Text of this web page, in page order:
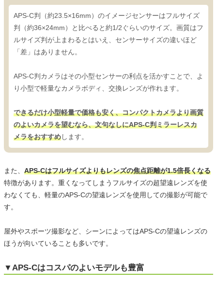
APS-C判（約23.5×16mm）のイメージセンサーはフルサイズ
判（約36×24mm）と比べると約1/2ぐらいのサイズ。画質はフ
ルサイズ判が上まわるとはいえ、センサーサイズの違いほど
「差」はありません。
APS-C判カメラはその小型センサーの利点を活かすことで、よ
り小型で軽量なカメラボディ、交換レンズが作れます。
できるだけ小型軽量で価格も安く、コンパクトカメラより画質
のよいカメラを望むなら、文句なしにAPS-C判ミラーレスカ
メラをおすすめします。
また、 APS-Cはフルサイズよりもレンズの焦点距離が1.5倍長くなる
特徴があります。重くなってしまうフルサイズの超望遠レンズを使
わなくても、軽量のAPS-Cの望遠レンズを使用しての撮影が可能で
す。
屋外やスポーツ撮影など、シーンによってはAPS-Cの望遠レンズの
ほうが向いていることも多いです。
▼APS-Cはコスパのよいモデルも豊富